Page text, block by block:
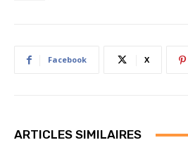
Facebook X
ARTICLES SIMILAIRES